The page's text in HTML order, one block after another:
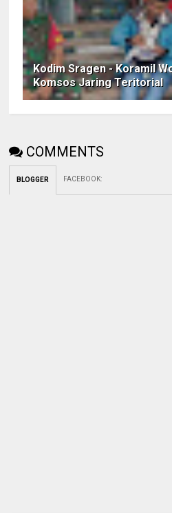
Kodim Sragen - Koramil
Komsos Jaring Teritorial
COMMENTS
BLOGGER FACEBOOK: